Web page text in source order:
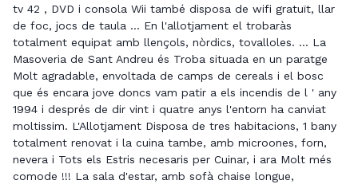
tv 42 , DVD i consola Wii també disposa de wifi gratuït, llar
de foc, jocs de taula ... En l'allotjament el trobaràs
totalment equipat amb llençols, nòrdics, tovalloles. ... La
Masoveria de Sant Andreu és Troba situada en un paratge
Molt agradable, envoltada de camps de cereals i el bosc
que és encara jove doncs vam patir a els incendis de l ' any
1994 i després de dir vint i quatre anys l'entorn ha canviat
moltissim. L'Allotjament Disposa de tres habitacions, 1 bany
totalment renovat i la cuina tambe, amb microones, forn,
nevera i Tots els Estris necesaris per Cuinar, i ara Molt més
comode !!! La sala d'estar, amb sofà chaise longue,